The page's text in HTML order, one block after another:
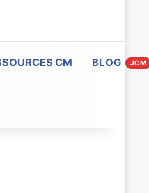
CM BLOG JCM